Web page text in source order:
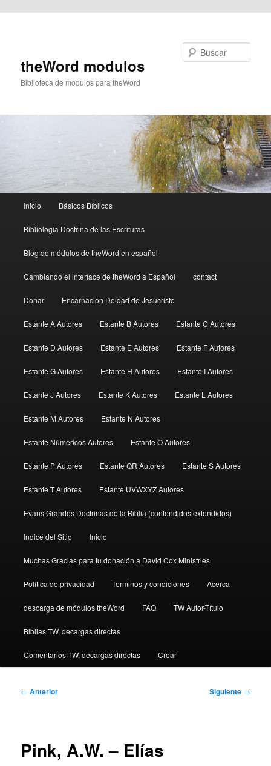
theWord modulos
Biblioteca de modulos para theWord
principal
Inicio Básicos Bíblicos
Bibliología Doctrina de las Escrituras
Blog de módulos de theWord en español
Cambiando el interface de theWord a Español contact
Donar Encarnación Deidad de Jesucristo
Estante A Autores Estante B Autores Estante C Autores
Estante D Autores Estante E Autores Estante F Autores
Estante G Autores Estante H Autores Estante I Autores
Estante J Autores Estante K Autores Estante L Autores
Estante M Autores Estante N Autores
Estante Númericos Autores Estante O Autores
Estante P Autores Estante QR Autores Estante S Autores
Estante T Autores Estante UVWXYZ Autores
Evans Grandes Doctrinas de la Biblia (contendidos extendidos)
Indice del Sitio Inicio
Muchas Gracias para tu donación a David Cox Ministries
Política de privacidad Terminos y condiciones Acerca
descarga de módulos theWord FAQ TW Autor-Título
Biblias TW, decargas directas
Comentarios TW, decargas directas Crear
Navegación
← Anterior Siguiente →
Pink, A.W. – Elías